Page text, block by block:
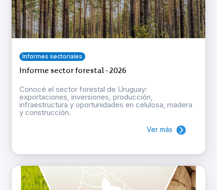
Informes sectoriales
Informe sector forestal - 2026
Conocé el sector forestal de Uruguay:
exportaciones, inversiones, producción,
infraestructura y oportunidades en celulosa, madera
y construcción.
Ver más